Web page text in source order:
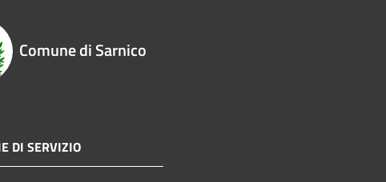
Comune di Sarnico
DI SERVIZIO